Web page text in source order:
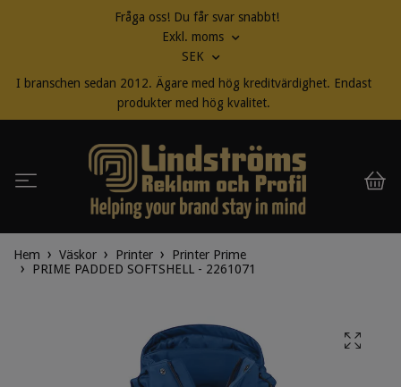
Fråga oss! Du får svar snabbt!
Exkl. moms
SEK
I branschen sedan 2012. Ägare med hög kreditvärdighet. Endast
produkter med hög kvalitet.
Hem Väskor Printer
Printer Prime
PRIME PADDED SOFTSHELL - 2261071